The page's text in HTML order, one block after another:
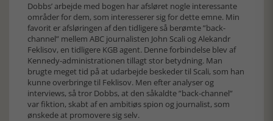
Dobbs’ arbejde med bogen har afsløret nogle interessante
områder for dem, som interesserer sig for dette emne. Min
favorit er afsløringen af den tidligere så berømte ”back-
channel” mellem ABC journalisten John Scali og Alekandr
Feklisov, en tidligere KGB agent. Denne forbindelse blev af
Kennedy-administrationen tillagt stor betydning. Man
brugte meget tid på at udarbejde beskeder til Scali, som han
kunne overbringe til Feklisov. Men efter analyser og
interviews, så tror Dobbs, at den såkaldte ”back-channel”
var fiktion, skabt af en ambitiøs spion og journalist, som
ønskede at promovere sig selv.